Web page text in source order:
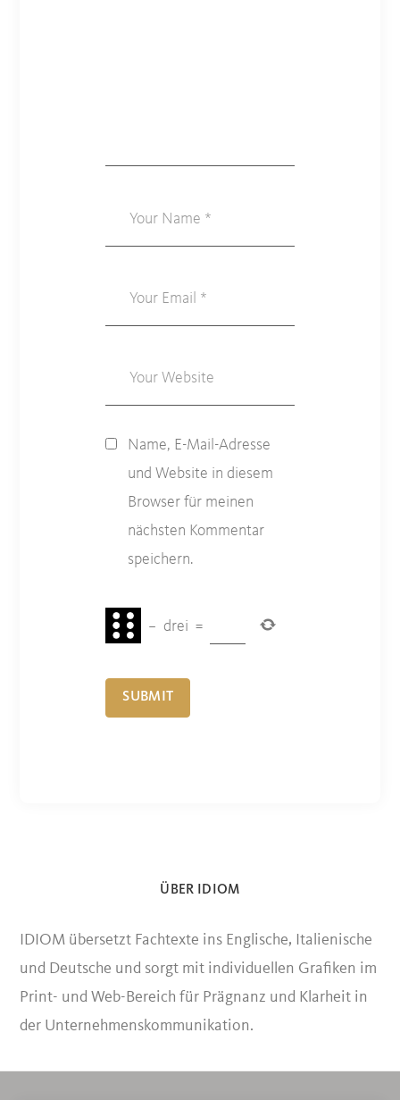
Name, E-Mail-Adresse
und Website in diesem
Browser für meinen
nächsten Kommentar
speichern.
− drei =
ÜBER IDIOM
IDIOM übersetzt Fachtexte ins Englische, Italienische
und Deutsche und sorgt mit indivi­duellen Grafiken im
Print- und Web-Bereich für Prägnanz und Klarheit in
der Unternehmens­kommunikation.